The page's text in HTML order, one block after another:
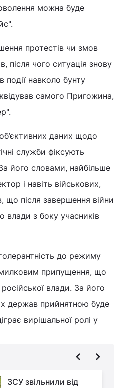
можна буде
протестів чи змов
після чого ситуація знову
події навколо бунту
самого Пригожина,
даних щодо
служби фіксують
його словами, найбільше
і навіть військових,
що після завершення війни
з боку учасників
до режиму
припущення, що
влади. За його
держав прийнятною буде
вирішальної ролі у
ЗСУ звільнили від